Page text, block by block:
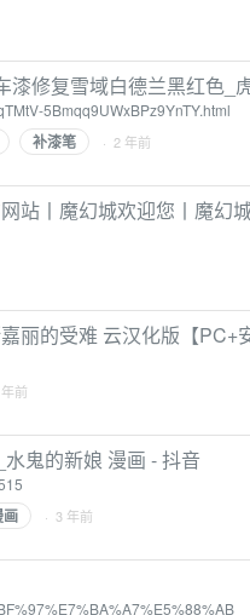
漆修复雪域白德兰黑红色_
5Bmqq9UWxBPz9YnTY.html
补漆笔 · 2 年前
站丨魔幻城欢迎您丨魔幻
丽的受难 云汉化版【
前
鬼的新娘 漫画 - 抖音
画 · 3 年前